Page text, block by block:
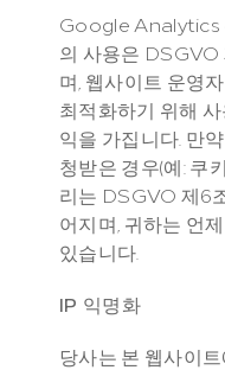
Google Analytics
의 사용은 DSGVO
며, 웹사이트 운영
최적화하기 위해
익을 가집니다. 만
청받은 경우(예: 쿠
리는 DSGVO 제6
어지며, 귀하는 언
있습니다.
IP 익명화
당사는 본 웹사이